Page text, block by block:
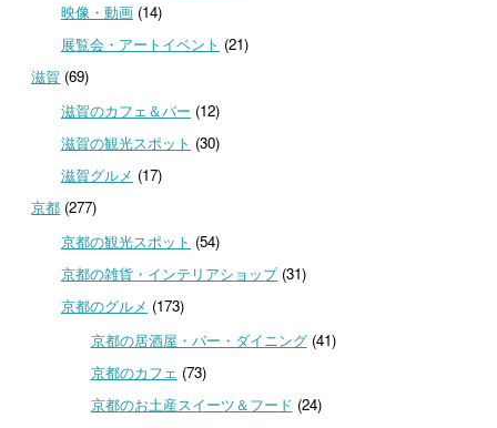
映像・動画(14)
展覧会・アートイベント (21)
滋賀 (69)
滋賀のカフェ＆バー (12)
滋賀の観光スポット (30)
滋賀グルメ (17)
京都 (277)
京都の観光スポット (54)
京都の雑貨・インテリアショップ(31)
京都のグルメ (173)
京都の居酒屋・バー・ダイニング(41)
京都のカフェ (73)
京都のお土産スイーツ＆フード (24)